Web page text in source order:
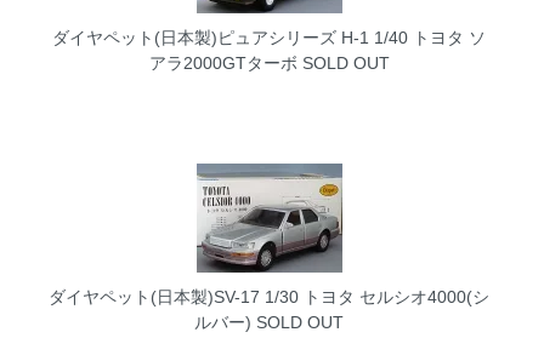
ダイヤペット(日本製)ピュアシリーズ H-1 1/40 トヨタ ソ
アラ2000GTターボ SOLD OUT
ダイヤペット(日本製)SV-17 1/30 トヨタ セルシオ4000(シ
ルバー) SOLD OUT